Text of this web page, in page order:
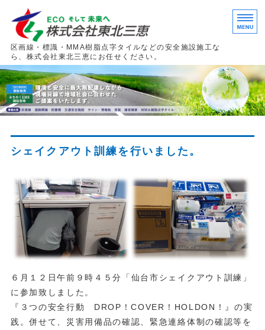
区画線・道路標識・
区画線・標識・MMA樹脂点字タイルなどの安全施設施工な
ら、株式会社東北三恵にお任せください。
ホーム
事業内容
会社概要
採用情報
シェイクアウト訓練を行いました。
６月１２日午前９時４５分「仙台市シェイクアウト訓練」
に参加致しました。
『３つの安全行動 DROP！COVER！HOLDON！』の実
践。併せて、災害用備品の確認、緊急連絡体制の確認等を